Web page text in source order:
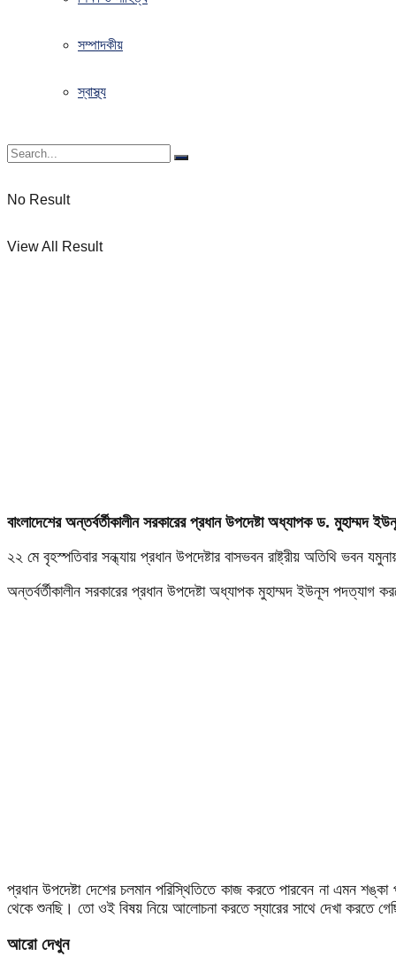
সম্পাদকীয়
স্বাস্থ্য
No Result
View All Result
বাংলাদেশের অন্তর্বর্তীকালীন সরকারের প্রধান উপদেষ্টা অধ্যাপক ড. মুহাম্মদ
২২ মে বৃহস্পতিবার সন্ধ্যায় প্রধান উপদেষ্টার বাসভবন রাষ্ট্রীয় অতিথি ভবন
অন্তর্বর্তীকালীন সরকারের প্রধান উপদেষ্টা অধ্যাপক মুহাম্মদ ইউনূস পদত্যাগ
প্রধান উপদেষ্টা দেশের চলমান পরিস্থিতিতে কাজ করতে পারবেন না এমন
থেকে শুনছি। তো ওই বিষয় নিয়ে আলোচনা করতে স্যারের সাথে দেখা করতে
আরো দেখুন